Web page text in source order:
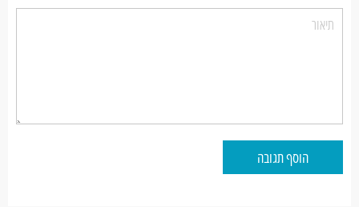
הוסף תגובה